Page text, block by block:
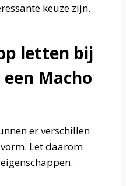
keuze zijn.
letten bij
Macho
er verschillen
Let daarom